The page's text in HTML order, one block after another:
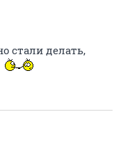
стали делать,